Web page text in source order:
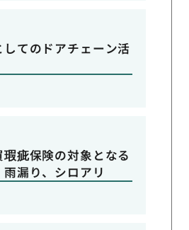
てのドアチェーン活
疵保険の対象となる
漏り、シロアリ